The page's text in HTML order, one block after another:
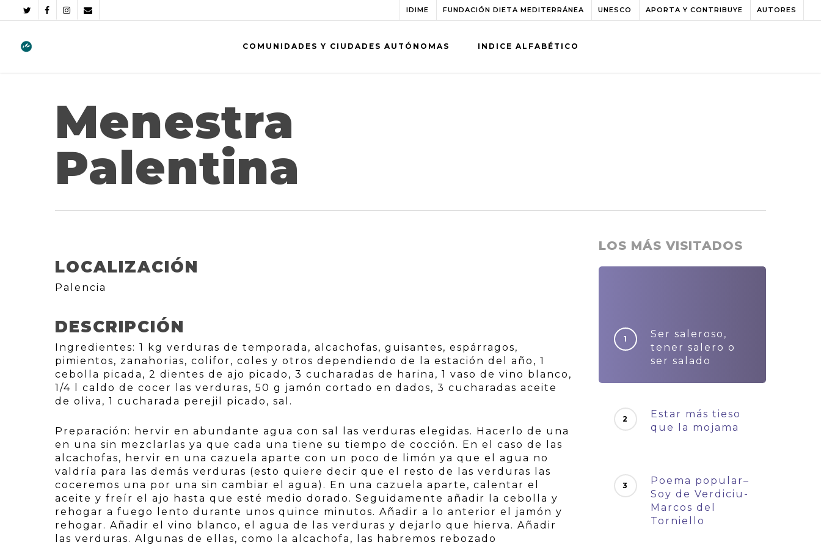
IDIME FUNDACIÓN DIETA MEDITERRÁNEA UNESCO APORTA Y CONTRIBUYE AUTORES
COMUNIDADES Y CIUDADES AUTÓNOMAS INDICE ALFABÉTICO
Menestra
Palentina
LOCALIZACIÓN
Palencia
DESCRIPCIÓN
Ingredientes: 1 kg verduras de temporada, alcachofas, guisantes, espárragos,
pimientos, zanahorias, colifor, coles y otros dependiendo de la estación del año, 1
cebolla picada, 2 dientes de ajo picado, 3 cucharadas de harina, 1 vaso de vino blanco,
1/4 l caldo de cocer las verduras, 50 g jamón cortado en dados, 3 cucharadas aceite
de oliva, 1 cucharada perejil picado, sal.
Preparación: hervir en abundante agua con sal las verduras elegidas. Hacerlo de una
en una sin mezclarlas ya que cada una tiene su tiempo de cocción. En el caso de las
alcachofas, hervir en una cazuela aparte con un poco de limón ya que el agua no
valdría para las demás verduras (esto quiere decir que el resto de las verduras las
coceremos una por una sin cambiar el agua). En una cazuela aparte, calentar el
aceite y freír el ajo hasta que esté medio dorado. Seguidamente añadir la cebolla y
rehogar a fuego lento durante unos quince minutos. Añadir a lo anterior el jamón y
rehogar. Añadir el vino blanco, el agua de las verduras y dejarlo que hierva. Añadir
las verduras. Algunas de ellas, como la alcachofa, las habremos rebozado
LOS MÁS VISITADOS
Ser saleroso,
tener salero o
ser salado
Estar más tieso
que la mojama
Poema popular–
Soy de Verdiciu-
Marcos del
Torniello